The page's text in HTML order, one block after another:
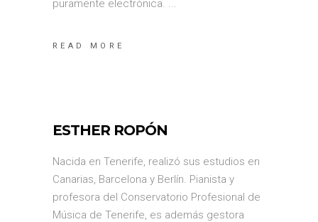
puramente electrónica.
READ MORE
ESTHER ROPÓN
Nacida en Tenerife, realizó sus estudios en
Canarias, Barcelona y Berlín. Pianista y
profesora del Conservatorio Profesional de
Música de Tenerife, es además gestora